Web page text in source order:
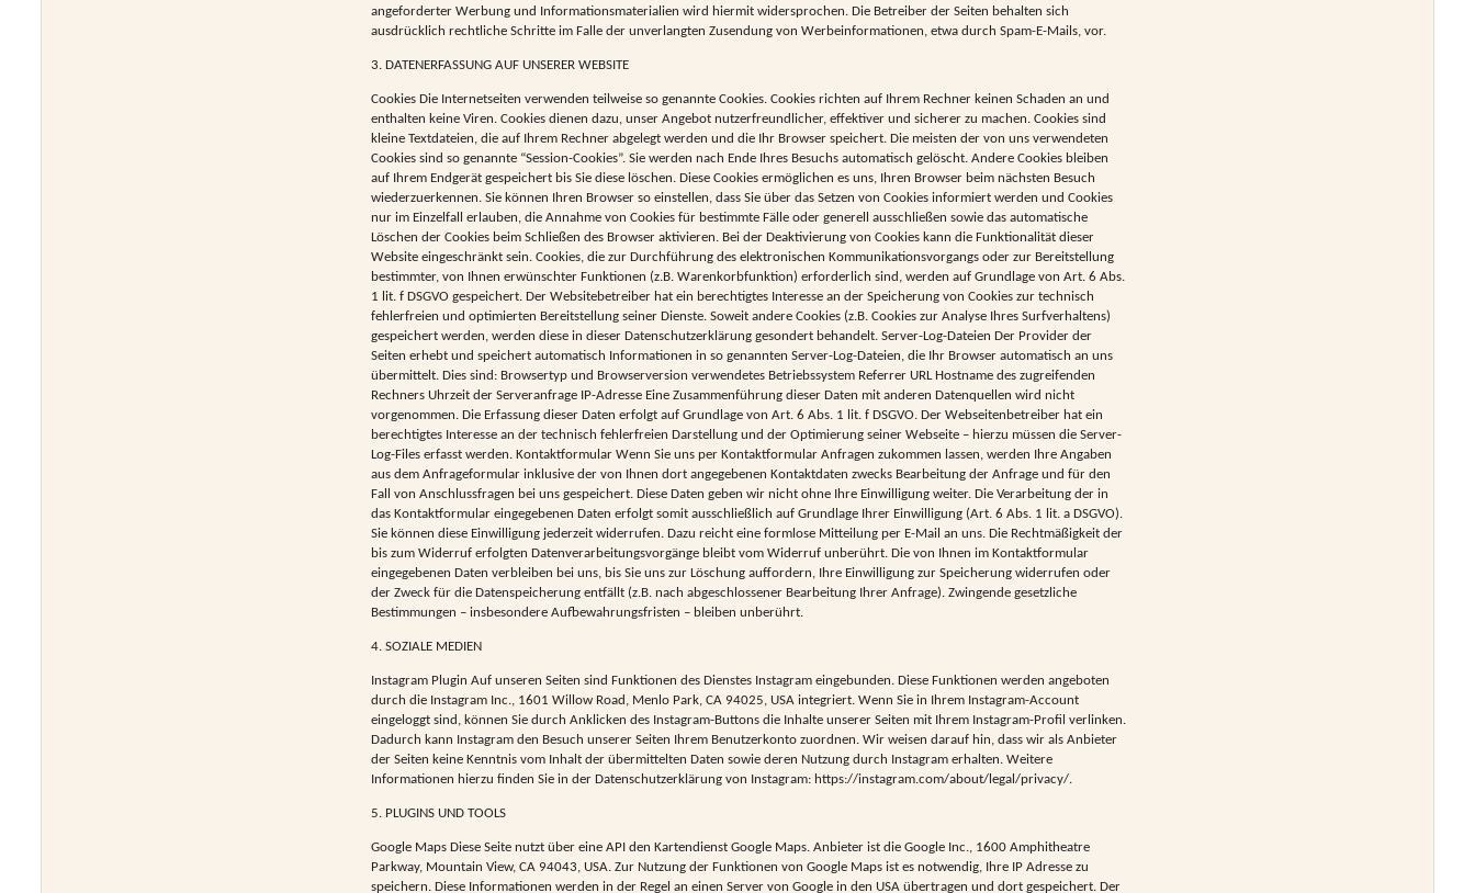
angeforderter Werbung und Informationsmaterialien wird hiermit widersprochen. Die Betreiber der Seiten behalten sich
ausdrücklich rechtliche Schritte im Falle der unverlangten Zusendung von Werbeinformationen, etwa durch Spam-E-Mails, vor.
3. DATENERFASSUNG AUF UNSERER WEBSITE
Cookies Die Internetseiten verwenden teilweise so genannte Cookies. Cookies richten auf Ihrem Rechner keinen Schaden an und
enthalten keine Viren. Cookies dienen dazu, unser Angebot nutzerfreundlicher, effektiver und sicherer zu machen. Cookies sind
kleine Textdateien, die auf Ihrem Rechner abgelegt werden und die Ihr Browser speichert. Die meisten der von uns verwendeten
Cookies sind so genannte “Session-Cookies”. Sie werden nach Ende Ihres Besuchs automatisch gelöscht. Andere Cookies bleiben
auf Ihrem Endgerät gespeichert bis Sie diese löschen. Diese Cookies ermöglichen es uns, Ihren Browser beim nächsten Besuch
wiederzuerkennen. Sie können Ihren Browser so einstellen, dass Sie über das Setzen von Cookies informiert werden und Cookies
nur im Einzelfall erlauben, die Annahme von Cookies für bestimmte Fälle oder generell ausschließen sowie das automatische
Löschen der Cookies beim Schließen des Browser aktivieren. Bei der Deaktivierung von Cookies kann die Funktionalität dieser
Website eingeschränkt sein. Cookies, die zur Durchführung des elektronischen Kommunikationsvorgangs oder zur Bereitstellung
bestimmter, von Ihnen erwünschter Funktionen (z.B. Warenkorbfunktion) erforderlich sind, werden auf Grundlage von Art. 6 Abs.
1 lit. f DSGVO gespeichert. Der Websitebetreiber hat ein berechtigtes Interesse an der Speicherung von Cookies zur technisch
fehlerfreien und optimierten Bereitstellung seiner Dienste. Soweit andere Cookies (z.B. Cookies zur Analyse Ihres Surfverhaltens)
gespeichert werden, werden diese in dieser Datenschutzerklärung gesondert behandelt. Server-Log-Dateien Der Provider der
Seiten erhebt und speichert automatisch Informationen in so genannten Server-Log-Dateien, die Ihr Browser automatisch an uns
übermittelt. Dies sind: Browsertyp und Browserversion verwendetes Betriebssystem Referrer URL Hostname des zugreifenden
Rechners Uhrzeit der Serveranfrage IP-Adresse Eine Zusammenführung dieser Daten mit anderen Datenquellen wird nicht
vorgenommen. Die Erfassung dieser Daten erfolgt auf Grundlage von Art. 6 Abs. 1 lit. f DSGVO. Der Webseitenbetreiber hat ein
berechtigtes Interesse an der technisch fehlerfreien Darstellung und der Optimierung seiner Webseite – hierzu müssen die Server-
Log-Files erfasst werden. Kontaktformular Wenn Sie uns per Kontaktformular Anfragen zukommen lassen, werden Ihre Angaben
aus dem Anfrageformular inklusive der von Ihnen dort angegebenen Kontaktdaten zwecks Bearbeitung der Anfrage und für den
Fall von Anschlussfragen bei uns gespeichert. Diese Daten geben wir nicht ohne Ihre Einwilligung weiter. Die Verarbeitung der in
das Kontaktformular eingegebenen Daten erfolgt somit ausschließlich auf Grundlage Ihrer Einwilligung (Art. 6 Abs. 1 lit. a DSGVO).
Sie können diese Einwilligung jederzeit widerrufen. Dazu reicht eine formlose Mitteilung per E-Mail an uns. Die Rechtmäßigkeit der
bis zum Widerruf erfolgten Datenverarbeitungsvorgänge bleibt vom Widerruf unberührt. Die von Ihnen im Kontaktformular
eingegebenen Daten verbleiben bei uns, bis Sie uns zur Löschung auffordern, Ihre Einwilligung zur Speicherung widerrufen oder
der Zweck für die Datenspeicherung entfällt (z.B. nach abgeschlossener Bearbeitung Ihrer Anfrage). Zwingende gesetzliche
Bestimmungen – insbesondere Aufbewahrungsfristen – bleiben unberührt.
4. SOZIALE MEDIEN
Instagram Plugin Auf unseren Seiten sind Funktionen des Dienstes Instagram eingebunden. Diese Funktionen werden angeboten
durch die Instagram Inc., 1601 Willow Road, Menlo Park, CA 94025, USA integriert. Wenn Sie in Ihrem Instagram-Account
eingeloggt sind, können Sie durch Anklicken des Instagram-Buttons die Inhalte unserer Seiten mit Ihrem Instagram-Profil verlinken.
Dadurch kann Instagram den Besuch unserer Seiten Ihrem Benutzerkonto zuordnen. Wir weisen darauf hin, dass wir als Anbieter
der Seiten keine Kenntnis vom Inhalt der übermittelten Daten sowie deren Nutzung durch Instagram erhalten. Weitere
Informationen hierzu finden Sie in der Datenschutzerklärung von Instagram: https://instagram.com/about/legal/privacy/.
5. PLUGINS UND TOOLS
Google Maps Diese Seite nutzt über eine API den Kartendienst Google Maps. Anbieter ist die Google Inc., 1600 Amphitheatre
Parkway, Mountain View, CA 94043, USA. Zur Nutzung der Funktionen von Google Maps ist es notwendig, Ihre IP Adresse zu
speichern. Diese Informationen werden in der Regel an einen Server von Google in den USA übertragen und dort gespeichert. Der